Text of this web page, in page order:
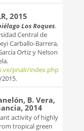
2015
Los Roques.
Central de
Carballo-Barrera,
Ortiz y Nelson
pnalr/index.php
B. Vera,
2014
activity of highly
tropical green